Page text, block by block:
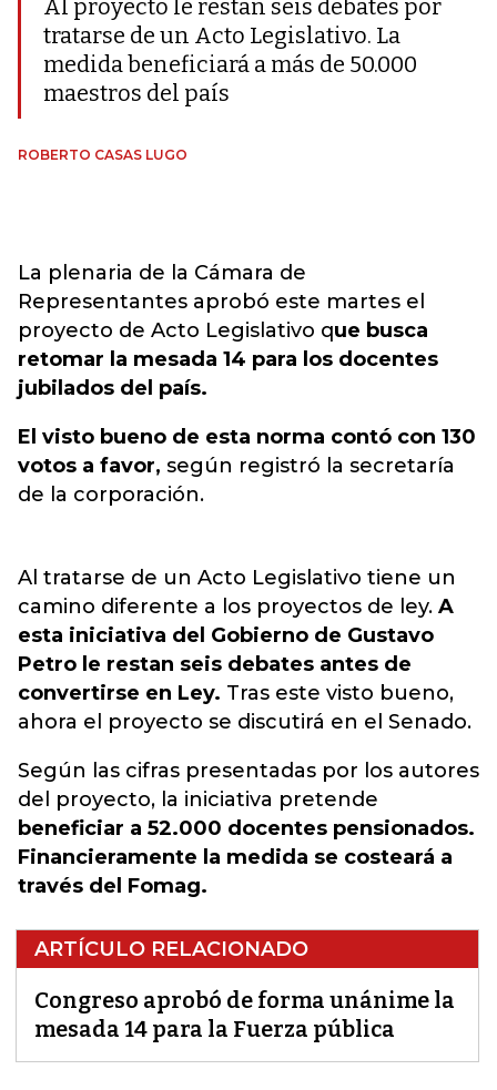
Al proyecto le restan seis debates por
tratarse de un Acto Legislativo. La
medida beneficiará a más de 50.000
maestros del país
ROBERTO CASAS LUGO
La plenaria de la Cámara de
Representantes aprobó este martes el
proyecto de Acto Legislativo que busca
retomar la mesada 14 para los docentes
jubilados del país.
El visto bueno de esta norma contó con 130
votos a favor, según registró la secretaría
de la corporación.
Al tratarse de un Acto Legislativo tiene un
camino diferente a los proyectos de ley. A
esta iniciativa del Gobierno de Gustavo
Petro le restan seis debates antes de
convertirse en Ley. Tras este visto bueno,
ahora el proyecto se discutirá en el Senado.
Según las cifras presentadas por los autores
del proyecto, la iniciativa pretende
beneficiar a 52.000 docentes pensionados.
Financieramente la medida se costeará a
través del Fomag.
ARTÍCULO RELACIONADO
Congreso aprobó de forma unánime la
mesada 14 para la Fuerza pública